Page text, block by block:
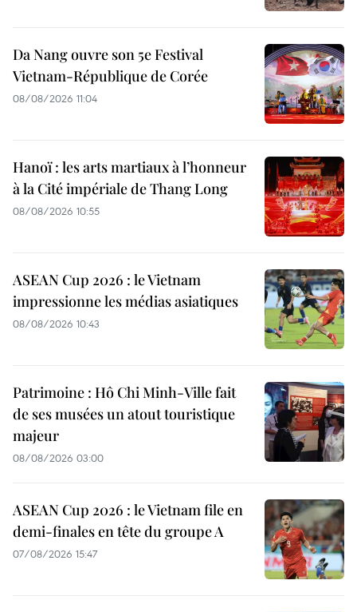
Da Nang ouvre son 5e Festival
Vietnam-République de Corée
08/08/2026 11:04
Hanoï : les arts martiaux à l’honneur
à la Cité impériale de Thang Long
08/08/2026 10:55
ASEAN Cup 2026 : le Vietnam
impressionne les médias asiatiques
08/08/2026 10:43
Patrimoine : Hô Chi Minh-Ville fait
de ses musées un atout touristique
majeur
08/08/2026 03:00
ASEAN Cup 2026 : le Vietnam file en
demi-finales en tête du groupe A
07/08/2026 15:47